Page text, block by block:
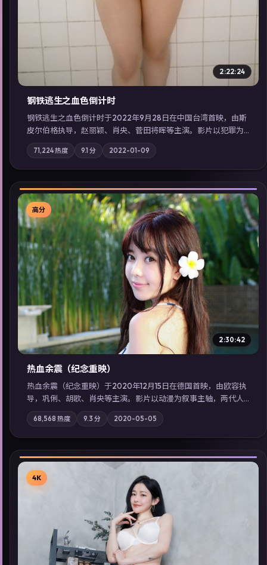
2:22:24
钢铁逃生之血色倒计时
钢铁逃生之血色倒计时于2022年9月28日在中国台湾首映，由斯
皮尔伯格执导，赵丽颖、肖央、菅田将晖等主演。影片以犯罪为
叙事主轴，失踪人口档案牵出跨国灰色产业链；摄影与配乐强化
地域气质；站内亦可通过「国产免费观看高清电视剧在线看」延
展检索同类型高分佳作，畅享高清在线追剧体验。
71,224热度 9.1分 2022-01-09
▶
高分
2:30:42
热血余震（纪念重映）
热血余震（纪念重映）于2020年12月15日在德国首映，由欧容执
导，巩俐、胡歌、肖央等主演。影片以动漫为叙事主轴，两代人
的执念在暴风雨夜正面相撞；摄影与配乐强化地域气质；站内亦
可通过「国产免费观看高清电视剧在线看」延展检索同类型高分
佳作，畅享高清在线追剧体验。
68,568 热度 9.3 分 2020-05-05
▶
4K